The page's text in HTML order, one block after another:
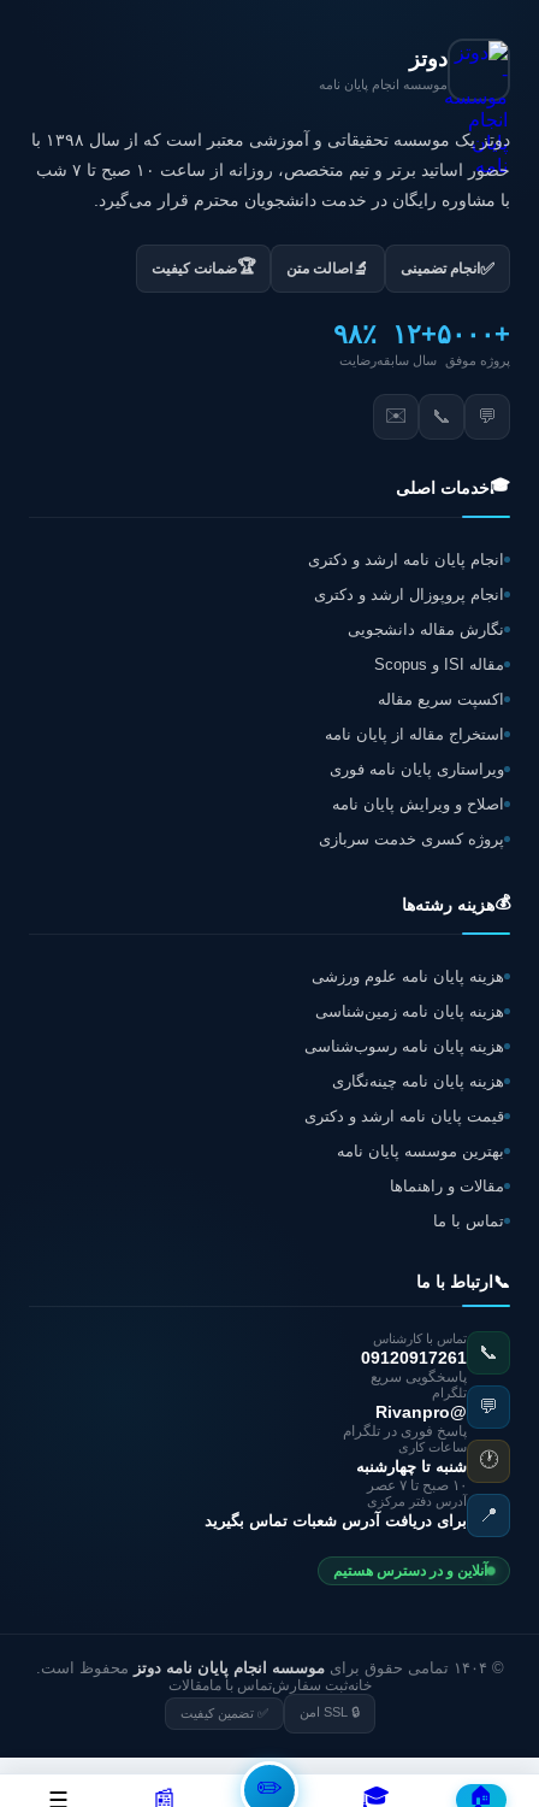
🏠
🎓
✏️
📰
☰
دوتز
موسسه انجام پایان نامه
دوتز یک موسسه تحقیقاتی و آموزشی معتبر است که از سال ۱۳۹۸ با
حضور اساتید برتر و تیم متخصص، روزانه از ساعت ۱۰ صبح تا ۷ شب
با مشاوره رایگان در خدمت دانشجویان محترم قرار می‌گیرد.
✅ انجام تضمینی 🔬 اصالت متن 🏆ضمانت کیفیت
+۵۰۰۰
پروژه موفق
+۱۲
سال سابقه
۹۸٪
رضایت
💬
📞
✉️
🎓خدمات اصلی
انجام پایان نامه ارشد و دکتری
انجام پروپوزال ارشد و دکتری
نگارش مقاله دانشجویی
مقاله ISI و Scopus
اکسپت سریع مقاله
استخراج مقاله از پایان نامه
ویراستاری پایان نامه فوری
اصلاح و ویرایش پایان نامه
پروژه کسری خدمت سربازی
💰هزینه رشته‌ها
هزینه پایان نامه علوم ورزشی
هزینه پایان نامه زمین‌شناسی
هزینه پایان نامه رسوب‌شناسی
هزینه پایان نامه چینه‌نگاری
قیمت پایان نامه ارشد و دکتری
بهترین موسسه پایان نامه
مقالات و راهنماها
تماس با ما
📞 ارتباط با ما
📞
تماس با کارشناس
09120917261
پاسخگویی سریع
💬
تلگرام
@Rivanpro
پاسخ فوری در تلگرام
🕐
ساعات کاری
شنبه تا چهارشنبه
۱۰ صبح تا ۷ عصر
📍
آدرس دفتر مرکزی
برای دریافت آدرس شعبات تماس بگیرید
آنلاین و در دسترس هستیم
© ۱۴۰۴ تمامی حقوق برای موسسه انجام پایان نامه دوتز
محفوظ است.
خانهثبت سفارشتماس با مامقالات
🔒 SSL امن ✅ تضمین کیفیت